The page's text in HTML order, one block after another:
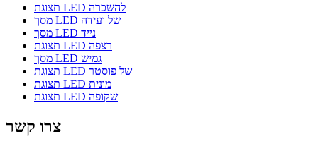
תצוגת LED להשכרה
מסך LED של ועידה
מסך LED נייד
תצוגת LED רצפה
מסך LED גמיש
תצוגת LED של פוסטר
תצוגת LED מונית
תצוגת LED שקופה
צרו קשר